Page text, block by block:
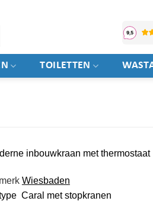
TOILETTEN
inbouwkraan met thermostaat
merk Wiesbaden
Caral met stopkranen